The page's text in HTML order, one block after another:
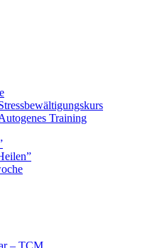
Training
– TCM